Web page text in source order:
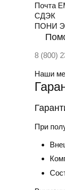
Почта
СДЭК
ПOНИ
8 (800)
Наши
При